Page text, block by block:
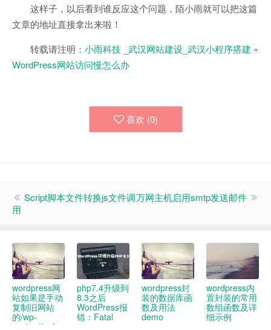
这样子，以后看到谁反应这个问题，陌小雨就可以把这篇
文章的地址直接拿出来啦！
转载请注明： 小雨科技 _武汉网站建设_武汉小程序搭建 »
WordPress网站访问慢怎么办
喜欢 (0)
Script脚本文件转换js文件调
用
万网主机启用smtp发送邮件
wordpress网
站如果是手动
复制旧网站
的/wp-
content/uploads
php7.4升级到
8.3之后
WordPress报
错：Fatal
wordpress封
装的数据库函
数及用法
demo
wordpress内
置封装的常用
数组函数及详
细示例